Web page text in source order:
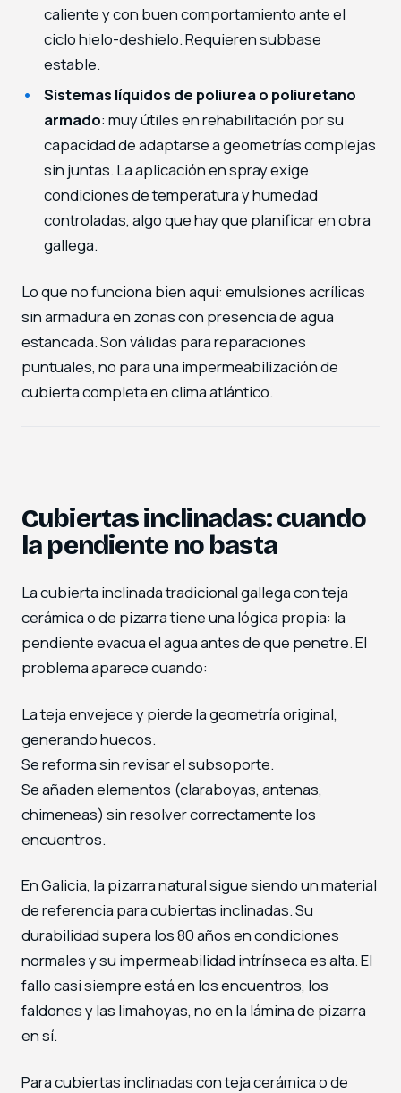
caliente y con buen comportamiento ante el
ciclo hielo-deshielo. Requieren subbase
estable.
Sistemas líquidos de poliurea o poliuretano
armado: muy útiles en rehabilitación por su
capacidad de adaptarse a geometrías complejas
sin juntas. La aplicación en spray exige
condiciones de temperatura y humedad
controladas, algo que hay que planificar en obra
gallega.
Lo que no funciona bien aquí: emulsiones acrílicas
sin armadura en zonas con presencia de agua
estancada. Son válidas para reparaciones
puntuales, no para una impermeabilización de
cubierta completa en clima atlántico.
Cubiertas inclinadas: cuando
la pendiente no basta
La cubierta inclinada tradicional gallega con teja
cerámica o de pizarra tiene una lógica propia: la
pendiente evacua el agua antes de que penetre. El
problema aparece cuando:
La teja envejece y pierde la geometría original,
generando huecos.
Se reforma sin revisar el subsoporte.
Se añaden elementos (claraboyas, antenas,
chimeneas) sin resolver correctamente los
encuentros.
En Galicia, la pizarra natural sigue siendo un material
de referencia para cubiertas inclinadas. Su
durabilidad supera los 80 años en condiciones
normales y su impermeabilidad intrínseca es alta. El
fallo casi siempre está en los encuentros, los
faldones y las limahoyas, no en la lámina de pizarra
en sí.
Para cubiertas inclinadas con teja cerámica o de